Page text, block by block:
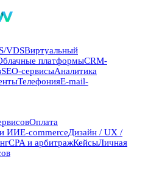
VDSВиртуальный
платформыCRM-
SEO-сервисыАналитика
ТелефонияE-mail-
Оплата
и ИИE-commerceДизайн / UX /
CPA и арбитражКейсыЛичная